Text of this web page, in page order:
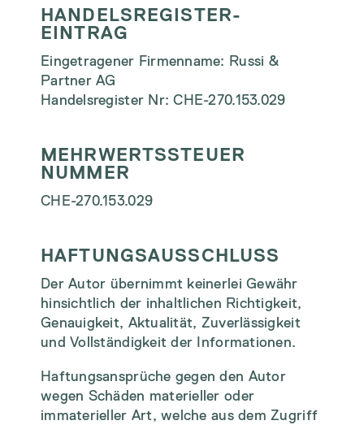
HANDELSREGISTER-
EINTRAG
Eingetragener Firmenname: Russi &
Partner AG
Handelsregister Nr: CHE-270.153.029
MEHRWERTSSTEUER
NUMMER
CHE-270.153.029
HAFTUNGSAUSSCHLUSS
Der Autor übernimmt keinerlei Gewähr
hinsichtlich der inhaltlichen Richtigkeit,
Genauigkeit, Aktualität, Zuverlässigkeit
und Vollständigkeit der Informationen.
Haftungsansprüche gegen den Autor
wegen Schäden materieller oder
immaterieller Art, welche aus dem Zugriff